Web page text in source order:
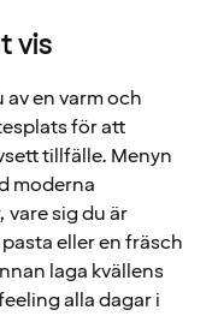
vis
av en varm och
för att
tillfälle. Menyn
moderna
vare sig du är
eller en fräsch
laga kvällens
alla dagar i